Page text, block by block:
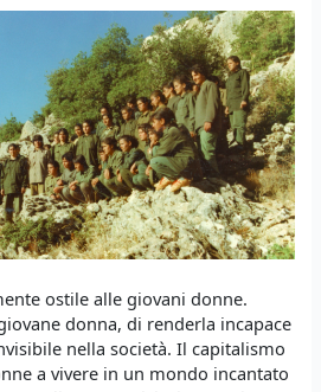
ostile alle giovani donne.
donna, di renderla incapace
nella società. Il capitalismo
a vivere in un mondo incantato